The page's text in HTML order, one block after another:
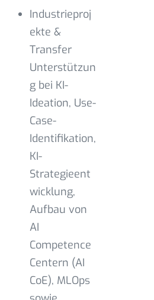
Industrieproj
ekte &
Transfer
Unterstützun
g bei KI-
Ideation, Use-
Case-
Identifikation,
KI-
Strategieent
wicklung,
Aufbau von
AI
Competence
Centern (AI
CoE), MLOps